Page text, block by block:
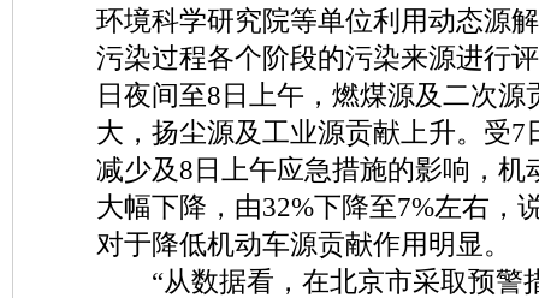
环境科学研究院等单位利用动态源
污染过程各个阶段的污染来源进行
日夜间至8日上午，燃煤源及二次源
大，扬尘源及工业源贡献上升。受7
减少及8日上午应急措施的影响，机
大幅下降，由32%下降至7%左右，
对于降低机动车源贡献作用明显。
“从数据看，在北京市采取预警